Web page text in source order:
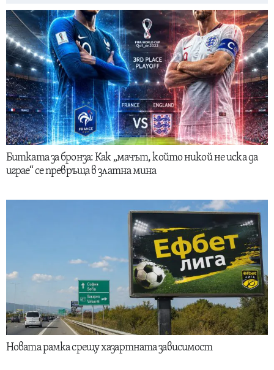
Битката за бронза: Как „мачът, който никой не иска да
играе“ се превръща в златна мина
Новата рамка срещу хазартната зависимост